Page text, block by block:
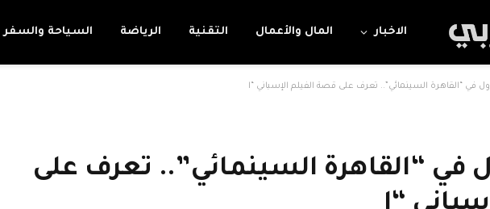
الاخبار المال والأعمال التقنية الرياضة السياحة والسفر
في “القاهرة السينمائي”.. تعرف على قصة الفيلم الإسباني “ا
في “القاهرة السينمائي”.. تعرف على